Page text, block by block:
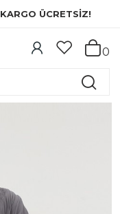
KARGO ÜCRETSİZ!
0